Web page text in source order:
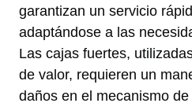
garantizan un servicio
adaptándose a las
Las cajas fuertes,
de valor, requieren un
daños en el mecanismo